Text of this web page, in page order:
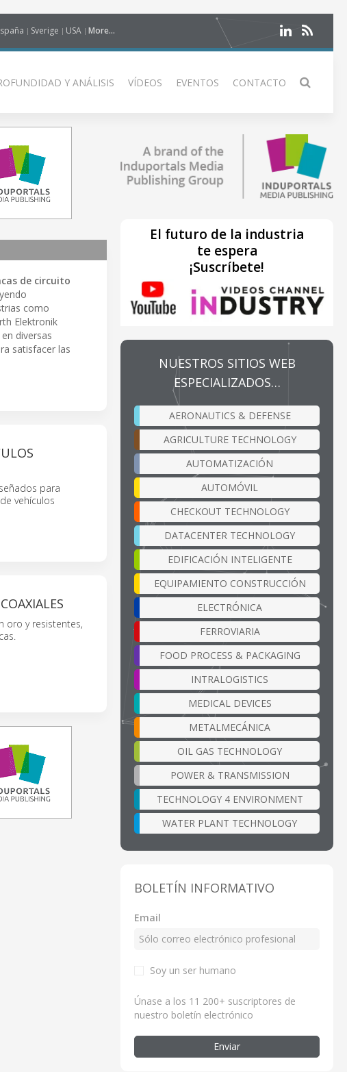
Sverige USA More...
Y ANÁLISIS VÍDEOS EVENTOS CONTACTO
de circuito
como
Elektronik
diversas
satisfacer las
para
vehículos
oro y resistentes,
El futuro de la industria
te espera
¡Suscríbete!
NUESTROS SITIOS WEB
ESPECIALIZADOS…
AERONAUTICS & DEFENSE
AGRICULTURE TECHNOLOGY
AUTOMATIZACIÓN
AUTOMÓVIL
CHECKOUT TECHNOLOGY
DATACENTER TECHNOLOGY
EDIFICACIÓN INTELIGENTE
EQUIPAMIENTO CONSTRUCCIÓN
ELECTRÓNICA
FERROVIARIA
FOOD PROCESS & PACKAGING
INTRALOGISTICS
MEDICAL DEVICES
METALMECÁNICA
OIL GAS TECHNOLOGY
POWER & TRANSMISSION
TECHNOLOGY 4 ENVIRONMENT
WATER PLANT TECHNOLOGY
BOLETÍN INFORMATIVO
Email
Soy un ser humano
Únase a los 11 200+ suscriptores de
nuestro boletín electrónico
Enviar